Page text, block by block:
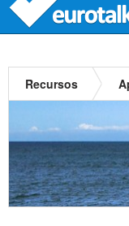
Recursos